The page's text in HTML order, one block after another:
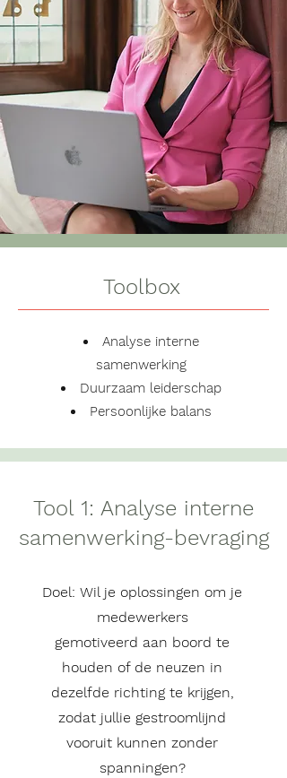
Toolbox
Analyse interne
samenwerking
Duurzaam leiderschap
Persoonlijke balans
Tool 1: Analyse interne
samenwerking-bevraging
Doel: Wil je oplossingen om je
medewerkers
gemotiveerd aan boord te
houden of de neuzen in
dezelfde richting te krijgen,
zodat jullie gestroomlijnd
vooruit kunnen zonder
spanningen?